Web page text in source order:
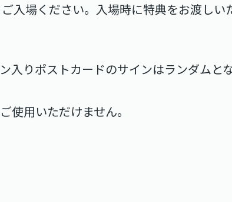
入場ください。入場時に特典をお渡しい
入りポストカードのサインはランダムと
用いただけません。